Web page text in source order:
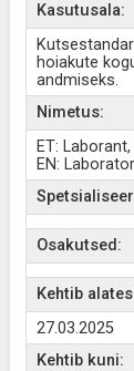
Kasutusala:
hoiakute
andmiseks.
Nimetus:
ET:
EN:
Osakutsed:
Kehtib
27.03.2025
Kehtib kuni: